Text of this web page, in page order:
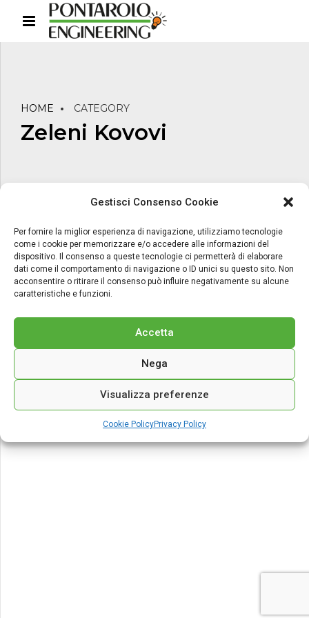
Gestisci Consenso Cookie
Per fornire la miglior esperienza di navigazione, utilizziamo tecnologie
come i cookie per memorizzare e/o accedere alle informazioni del
dispositivo. Il consenso a queste tecnologie ci permetterà di elaborare
dati come il comportamento di navigazione o ID unici su questo sito. Non
acconsentire o ritirare il consenso può influire negativamente su alcune
caratteristiche e funzioni.
Accetta
Nega
Visualizza preferenze
Cookie PolicyPrivacy Policy
HOME CATEGORY
Zeleni Kovovi
Copyright Pontarolo Engineering S.p.a.| P.IVA 00631040938 | Capitale
sociale € 4.600.000 REA PN-55432 | Codice Destinatario T04ZHR3 |
PEC pontaroloeng@cert.neispa.com